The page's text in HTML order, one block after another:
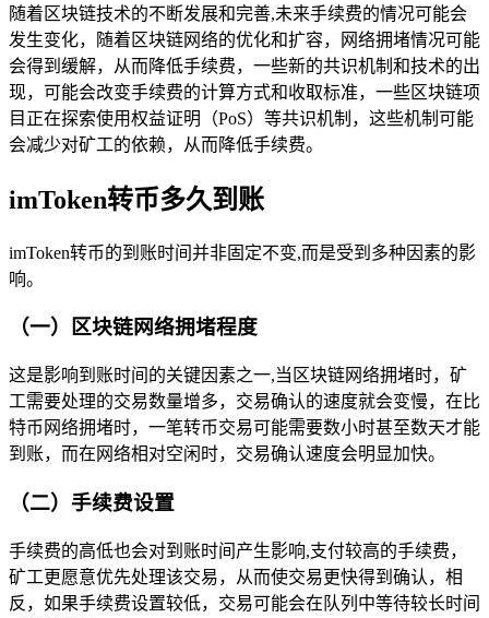
随着区块链技术的不断发展和完善,未来手续费的情况可能会
发生变化，随着区块链网络的优化和扩容，网络拥堵情况可能
会得到缓解，从而降低手续费，一些新的共识机制和技术的出
现，可能会改变手续费的计算方式和收取标准，一些区块链项
目正在探索使用权益证明（PoS）等共识机制，这些机制可能
会减少对矿工的依赖，从而降低手续费。
imToken转币多久到账
imToken转币的到账时间并非固定不变,而是受到多种因素的影
响。
（一）区块链网络拥堵程度
这是影响到账时间的关键因素之一,当区块链网络拥堵时，矿
工需要处理的交易数量增多，交易确认的速度就会变慢，在比
特币网络拥堵时，一笔转币交易可能需要数小时甚至数天才能
到账，而在网络相对空闲时，交易确认速度会明显加快。
（二）手续费设置
手续费的高低也会对到账时间产生影响,支付较高的手续费，
矿工更愿意优先处理该交易，从而使交易更快得到确认，相
反，如果手续费设置较低，交易可能会在队列中等待较长时间